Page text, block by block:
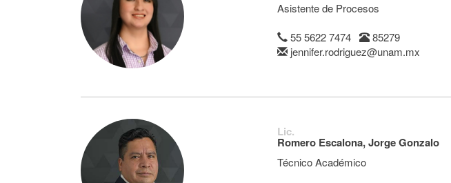
Asistente de Procesos
55 5622 7474
85279
jennifer.rodriguez@unam.mx
Lic.
Romero Escalona, Jorge Gonzalo
Técnico Académico